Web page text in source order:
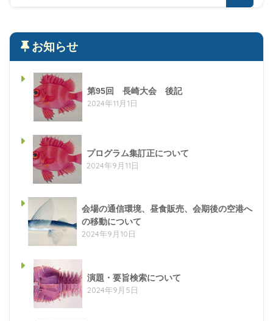
お知らせ
第95回 長崎大会 後記
2024年11月1日
プログラム集訂正について
2024年9月11日
会場の通信環境、昼食販売、会期後の空港へ
の移動について
2024年9月10日
演題・要旨検索について
2024年9月5日